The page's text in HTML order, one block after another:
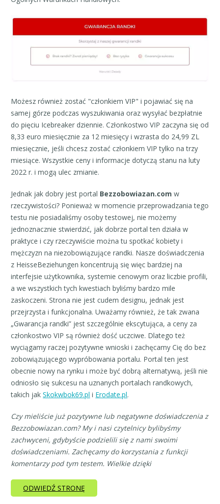
Możesz również zostać "członkiem VIP" i pojawiać się na
samej górze podczas wyszukiwania oraz wysyłać bezpłatnie
do pięciu Icebreaker dziennie. Członkostwo VIP zaczyna się od
8,33 euro miesięcznie za 12 miesięcy i wzrasta do 24,99 ZL
miesięcznie, jeśli chcesz zostać członkiem VIP tylko na trzy
miesiące. Wszystkie ceny i informacje dotyczą stanu na luty
2022 r. i mogą ulec zmianie.
Jednak jak dobry jest portal Bezzobowiazan.com w
rzeczywistości? Ponieważ w momencie przeprowadzania tego
testu nie posiadaliśmy osoby testowej, nie możemy
jednoznacznie stwierdzić, jak dobrze portal ten działa w
praktyce i czy rzeczywiście można tu spotkać kobiety i
mężczyzn na niezobowiązujące randki. Nasze doświadczenia
z HeisseBeziehungen koncentrują się więc bardziej na
interfejsie użytkownika, systemie cenowym oraz liczbie profili,
a we wszystkich tych kwestiach byliśmy bardzo mile
zaskoczeni. Strona nie jest cudem designu, jednak jest
przejrzysta i funkcjonalna. Uważamy również, że tak zwana
„Gwarancja randki” jest szczególnie ekscytująca, a ceny za
członkostwo VIP są również dość uczciwe. Dlatego też
wyciągamy raczej pozytywne wnioski i zachęcamy Cię do bez
zobowiązującego wypróbowania portalu. Portal ten jest
obecnie nowy na rynku i może być dobrą alternatywą, jeśli nie
odniosło się sukcesu na uznanych portalach randkowych,
takich jakSkokwbok69.pl i Erodate.pl.
Czy mieliście już pozytywne lub negatywne doświadczenia z
Bezzobowiazan.com? My i nasi czytelnicy bylibyśmy
zachwyceni, gdybyście podzielili się z nami swoimi
doświadczeniami. Zachęcamy do korzystania z funkcji
komentarzy pod tym testem. Wielkie dzięki
ODWIEDŹ STRONĘ